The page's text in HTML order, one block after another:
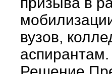
вузов,
аспирантам.